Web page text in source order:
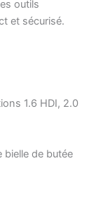
outils
et sécurisé.
1.6 HDI, 2.0
de butée